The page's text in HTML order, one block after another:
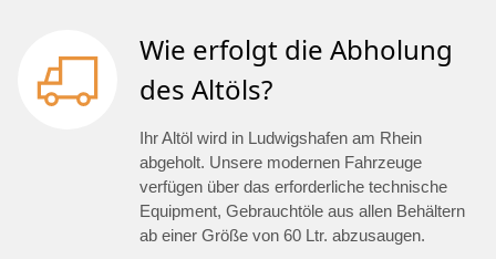
Wie erfolgt die Abholung
des Altöls?
Ihr Altöl wird in Ludwigshafen am Rhein
abgeholt. Unsere modernen Fahrzeuge
verfügen über das erforderliche technische
Equipment, Gebrauchtöle aus allen Behältern
ab einer Größe von 60 Ltr. abzusaugen.